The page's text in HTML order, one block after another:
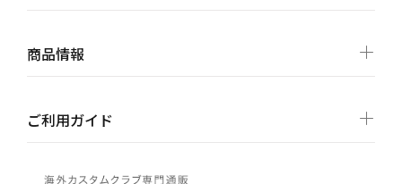
商品情報
ご利用ガイド